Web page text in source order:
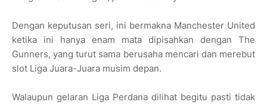
Dengan keputusan seri, ini bermakna Manchester United
ketika ini hanya enam mata dipisahkan dengan The
Gunners, yang turut sama berusaha mencari dan merebut
slot Liga Juara-Juara musim depan.
Walaupun gelaran Liga Perdana dilihat begitu pasti tidak